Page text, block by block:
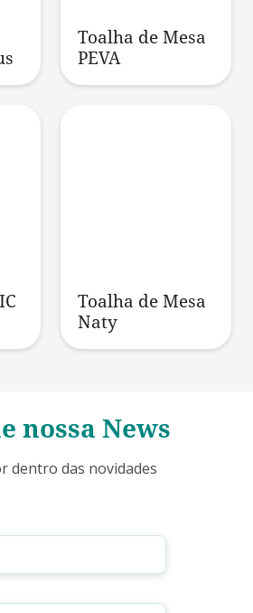
Toalha de Mesa
PEVA
Toalha de Mesa
Naty
nossa News
dentro das novidades